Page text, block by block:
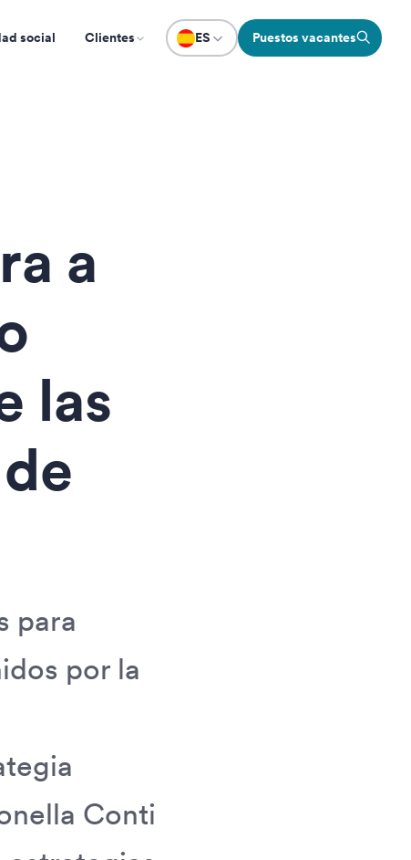
social Clientes ES Puestos vacantes
a
las
para
por la
Conti